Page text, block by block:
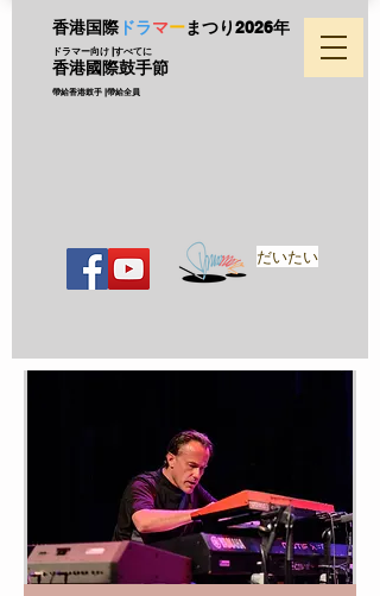
香港国際 ドラマーまつり2026年
ドラマー向け |すべてに
香港國際鼓手節
帶給香港鼓手 |帶給全員
だいたい